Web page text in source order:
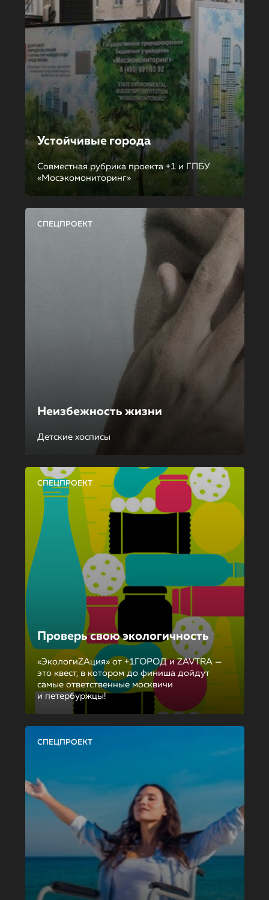
Устойчивые города
Совместная рубрика проекта +1 и ГПБУ
«Мосэкомониторинг»
СПЕЦПРОЕКТ
Неизбежность жизни
Детские хосписы
СПЕЦПРОЕКТ
Проверь свою экологичность
«ЭкологиZAция» от +1ГОРОД и ZAVTRA —
это квест, в котором до финиша дойдут
самые ответственные москвичи
и петербуржцы!
СПЕЦПРОЕКТ